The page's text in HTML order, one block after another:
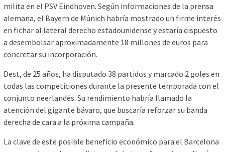
milita en el PSV Eindhoven. Según informaciones de la prensa
alemana, el Bayern de Múnich habría mostrado un firme interés
en fichar al lateral derecho estadounidense y estaría dispuesto
a desembolsar aproximadamente 18 millones de euros para
concretar su incorporación.
Dest, de 25 años, ha disputado 38 partidos y marcado 2 goles en
todas las competiciones durante la presente temporada con el
conjunto neerlandés. Su rendimiento habría llamado la
atención del gigante bávaro, que buscaría reforzar su banda
derecha de cara a la próxima campaña.
La clave de este posible beneficio económico para el Barcelona